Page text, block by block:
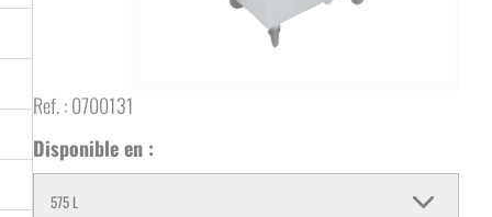
Ref. :0700131
Disponible en :